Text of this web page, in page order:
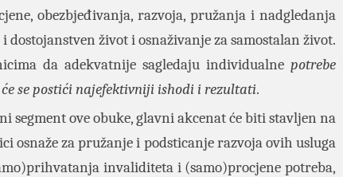
obezbjeđivanja, razvoja, pružanja i nadgledanja
život i osnaživanje za samostalan život.
da adekvatnije sagledaju individualne potrebe
se postići najefektivniji ishodi i rezultati.
segment ove obuke, glavni akcenat će biti stavljen na
osnaže za pružanje i podsticanje razvoja ovih usluga
invaliditeta i (samo)procjene potreba,